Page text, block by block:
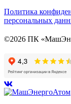
Политика
персональных
©2026 ПК